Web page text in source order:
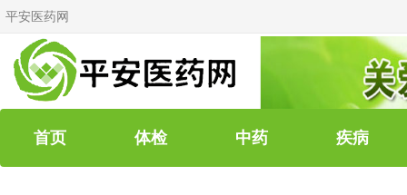
平安医药网
首页 体检 中药 疾病